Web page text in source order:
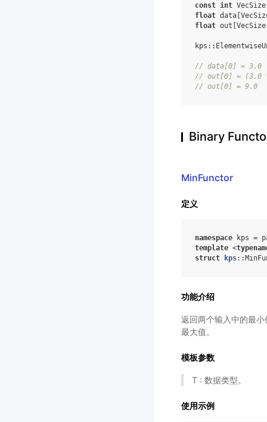
const int VecSize
float data [
float out [VecSize
kps ::
// data[0] = 3.0
// out[0] = (3.0
// out[0] = 9.0
Binary
MinFunctor
定义
namespace kps =
template <
struct
kps: :
功能介绍
返回两个输入中的最
最大值。
模板参数
T : 数据类型。
使用示例